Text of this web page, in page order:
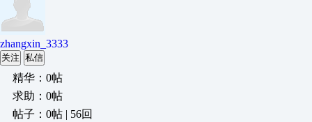
zhangxin_3333
关注 私信
精华：0帖
求助：0帖
帖子：0帖 | 56回